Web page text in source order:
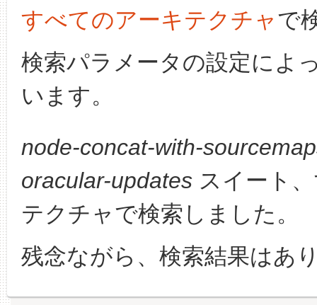
すべてのアーキテクチャで
検索パラメータの設定によ
います。
node-concat-with-
oracular-updates スイート
テクチャで検索しました。
残念ながら、検索結果はあ